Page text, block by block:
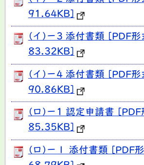
91.64KB]
(イ)ー3 添付書類 [PDF形
83.32KB]
(イ)ー4 添付書類 [PDF形
90.86KB]
(ロ)ー1 認定申請書 [PDF
85.35KB]
(ロ)ー１ 添付書類 [PDF